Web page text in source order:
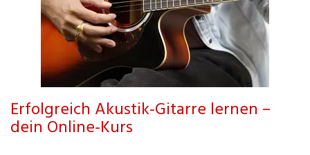
Erfolgreich Akustik-Gitarre lernen –
dein Online-Kurs